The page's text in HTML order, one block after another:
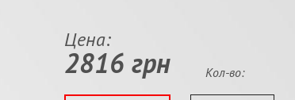
Цена:
2816 грн Кол-во: